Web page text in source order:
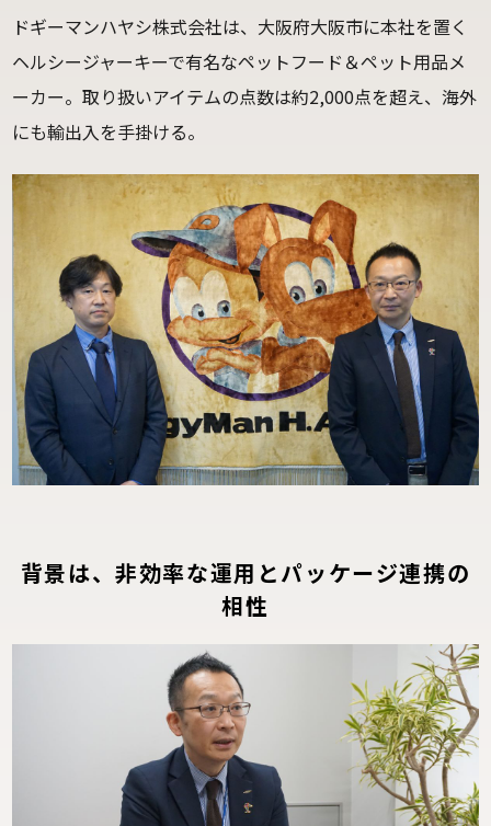
ドギーマンハヤシ株式会社は、大阪府大阪市に本社を置く
ヘルシージャーキーで有名なペットフード＆ペット用品メ
ーカー。取り扱いアイテムの点数は約2,000点を超え、海外
にも輸出入を手掛ける。
背景は、非効率な運用とパッケージ連携の
相性